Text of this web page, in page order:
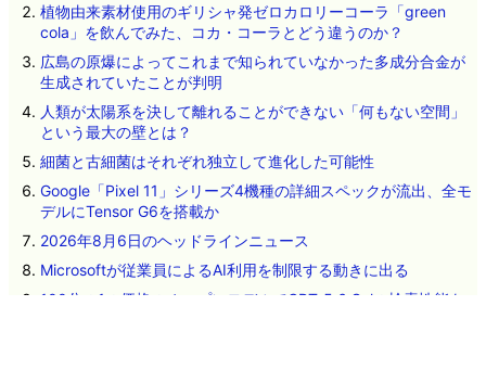
植物由来素材使用のギリシャ発ゼロカロリーコーラ「green
cola」を飲んでみた、コカ・コーラとどう違うのか？
広島の原爆によってこれまで知られていなかった多成分合金が
生成されていたことが判明
人類が太陽系を決して離れることができない「何もない空間」
という最大の壁とは？
細菌と古細菌はそれぞれ独立して進化した可能性
Google「Pixel 11」シリーズ4機種の詳細スペックが流出、全モ
デルにTensor G6を搭載か
2026年8月6日のヘッドラインニュース
Microsoftが従業員によるAI利用を制限する動きに出る
100分の1の価格のオープンモデルでGPT-5.6 Solの検索性能を